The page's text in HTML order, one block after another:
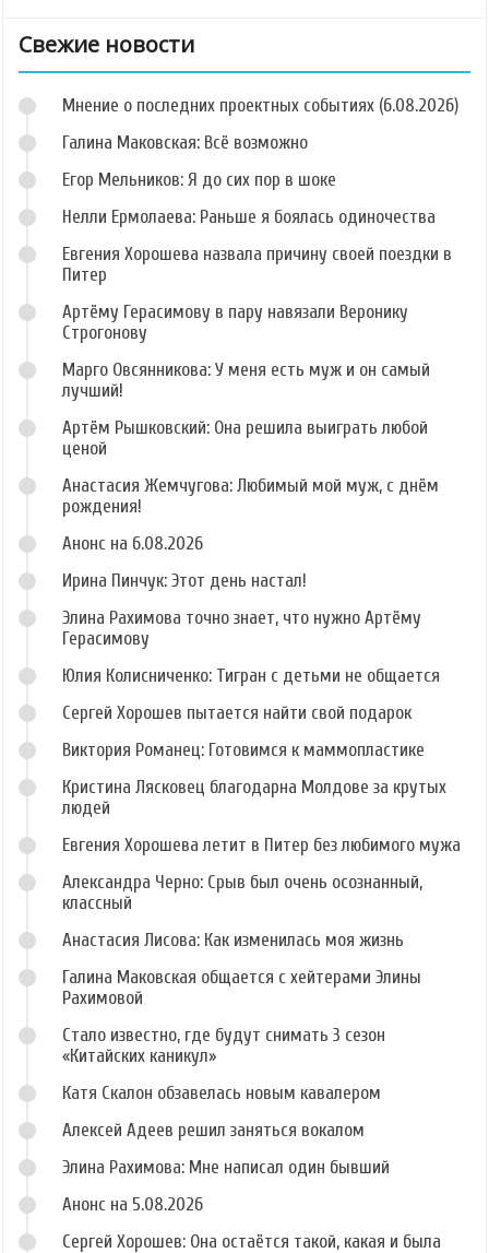
Свежие новости
Мнение о последних проектных событиях (6.08.2026)
Галина Маковская: Всё возможно
Егор Мельников: Я до сих пор в шоке
Нелли Ермолаева: Раньше я боялась одиночества
Евгения Хорошева назвала причину своей поездки в
Питер
Артёму Герасимову в пару навязали Веронику
Строгонову
Марго Овсянникова: У меня есть муж и он самый
лучший!
Артём Рышковский: Она решила выиграть любой
ценой
Анастасия Жемчугова: Любимый мой муж, с днём
рождения!
Анонс на 6.08.2026
Ирина Пинчук: Этот день настал!
Элина Рахимова точно знает, что нужно Артёму
Герасимову
Юлия Колисниченко: Тигран с детьми не общается
Сергей Хорошев пытается найти свой подарок
Виктория Романец: Готовимся к маммопластике
Кристина Лясковец благодарна Молдове за крутых
людей
Евгения Хорошева летит в Питер без любимого мужа
Александра Черно: Срыв был очень осознанный,
классный
Анастасия Лисова: Как изменилась моя жизнь
Галина Маковская общается с хейтерами Элины
Рахимовой
Стало известно, где будут снимать 3 сезон
«Китайских каникул»
Катя Скалон обзавелась новым кавалером
Алексей Адеев решил заняться вокалом
Элина Рахимова: Мне написал один бывший
Анонс на 5.08.2026
Сергей Хорошев: Она остаётся такой, какая и была